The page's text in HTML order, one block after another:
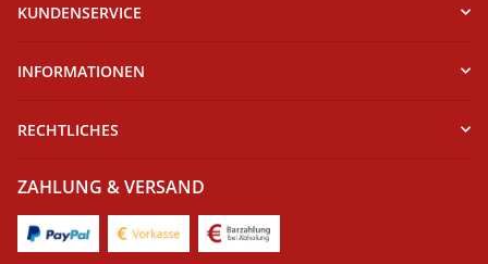
KUNDENSERVICE
INFORMATIONEN
RECHTLICHES
ZAHLUNG & VERSAND